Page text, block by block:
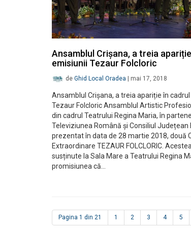
Ansamblul Crișana, a treia
emisiunii Tezaur Folcloric
de Ghid Local Oradea mai 17, 2018
Ansamblul Crișana, a treia apariție în
Tezaur Folcloric Ansamblul Artistic
din cadrul Teatrului Regina Maria, în
Televiziunea Română și Consiliul Județean
prezentat în data de 28 martie 2018, două
Extraordinare TEZAUR FOLCLORIC.
susținute la Sala Mare a Teatrului Regina
promisiunea că…
Pagina 1 din 21 1 2 3 4 5